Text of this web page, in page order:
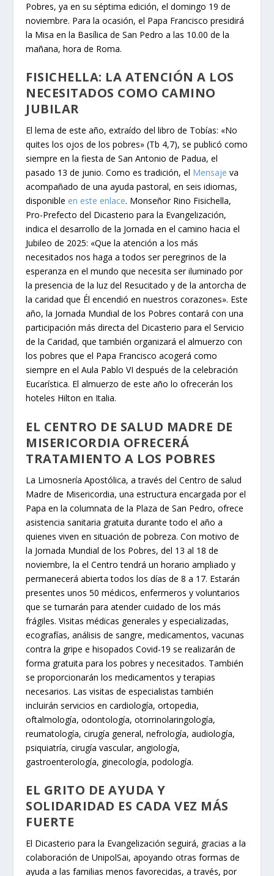
Pobres, ya en su séptima edición, el domingo 19 de
noviembre. Para la ocasión, el Papa Francisco presidirá
la Misa en la Basílica de San Pedro a las 10.00 de la
mañana, hora de Roma.
FISICHELLA: LA ATENCIÓN A LOS
NECESITADOS COMO CAMINO
JUBILAR
El lema de este año, extraído del libro de Tobías: «No
quites los ojos de los pobres» (Tb 4,7), se publicó como
siempre en la fiesta de San Antonio de Padua, el
pasado 13 de junio. Como es tradición, el Mensaje va
acompañado de una ayuda pastoral, en seis idiomas,
disponible en este enlace. Monseñor Rino Fisichella,
Pro-Prefecto del Dicasterio para la Evangelización,
indica el desarrollo de la Jornada en el camino hacia el
Jubileo de 2025: «Que la atención a los más
necesitados nos haga a todos ser peregrinos de la
esperanza en el mundo que necesita ser iluminado por
la presencia de la luz del Resucitado y de la antorcha de
la caridad que Él encendió en nuestros corazones». Este
año, la Jornada Mundial de los Pobres contará con una
participación más directa del Dicasterio para el Servicio
de la Caridad, que también organizará el almuerzo con
los pobres que el Papa Francisco acogerá como
siempre en el Aula Pablo VI después de la celebración
Eucarística. El almuerzo de este año lo ofrecerán los
hoteles Hilton en Italia.
EL CENTRO DE SALUD MADRE DE
MISERICORDIA OFRECERÁ
TRATAMIENTO A LOS POBRES
La Limosnería Apostólica, a través del Centro de salud
Madre de Misericordia, una estructura encargada por el
Papa en la columnata de la Plaza de San Pedro, ofrece
asistencia sanitaria gratuita durante todo el año a
quienes viven en situación de pobreza. Con motivo de
la Jornada Mundial de los Pobres, del 13 al 18 de
noviembre, la el Centro tendrá un horario ampliado y
permanecerá abierta todos los días de 8 a 17. Estarán
presentes unos 50 médicos, enfermeros y voluntarios
que se turnarán para atender cuidado de los más
frágiles. Visitas médicas generales y especializadas,
ecografías, análisis de sangre, medicamentos, vacunas
contra la gripe e hisopados Covid-19 se realizarán de
forma gratuita para los pobres y necesitados. También
se proporcionarán los medicamentos y terapias
necesarios. Las visitas de especialistas también
incluirán servicios en cardiología, ortopedia,
oftalmología, odontología, otorrinolaringología,
reumatología, cirugía general, nefrología, audiología,
psiquiatría, cirugía vascular, angiología,
gastroenterología, ginecología, podología.
EL GRITO DE AYUDA Y
SOLIDARIDAD ES CADA VEZ MÁS
FUERTE
El Dicasterio para la Evangelización seguirá, gracias a la
colaboración de UnipolSai, apoyando otras formas de
ayuda a las familias menos favorecidas, a través, por